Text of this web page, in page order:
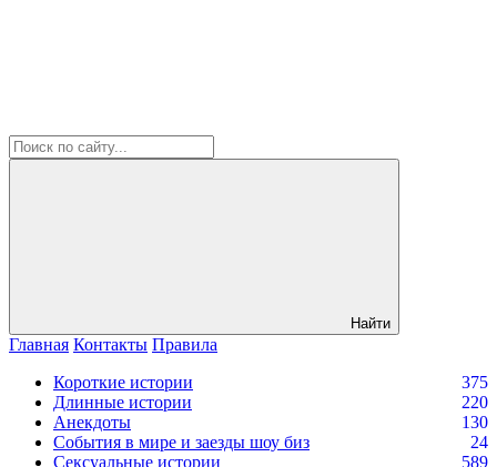
Найти
Главная Контакты Правила
Короткие истории
375
Длинные истории
220
Анекдоты
130
События в мире и заезды шоу биз
24
Сексуальные истории
589